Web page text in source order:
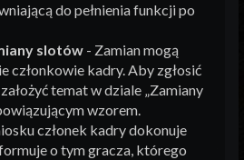
do pełnienia funkcji po
slotów - Zamian mogą
członkowie kadry. Aby zgłosić
temat w dziale „Zamiany
wzorem.
członek kadry dokonuje
o tym gracza, którego